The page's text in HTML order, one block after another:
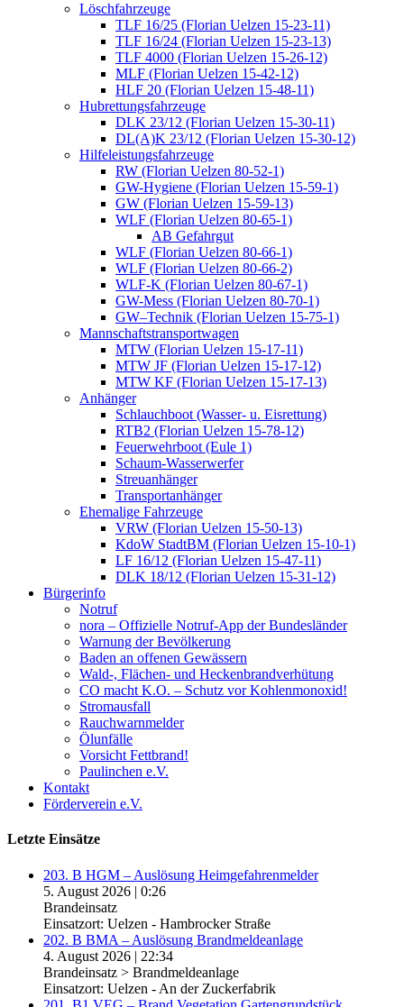
Löschfahrzeuge
TLF 16/25 (Florian Uelzen 15-23-11)
TLF 16/24 (Florian Uelzen 15-23-13)
TLF 4000 (Florian Uelzen 15-26-12)
MLF (Florian Uelzen 15-42-12)
HLF 20 (Florian Uelzen 15-48-11)
Hubrettungsfahrzeuge
DLK 23/12 (Florian Uelzen 15-30-11)
DL(A)K 23/12 (Florian Uelzen 15-30-12)
Hilfeleistungsfahrzeuge
RW (Florian Uelzen 80-52-1)
GW-Hygiene (Florian Uelzen 15-59-1)
GW (Florian Uelzen 15-59-13)
WLF (Florian Uelzen 80-65-1)
AB Gefahrgut
WLF (Florian Uelzen 80-66-1)
WLF (Florian Uelzen 80-66-2)
WLF-K (Florian Uelzen 80-67-1)
GW-Mess (Florian Uelzen 80-70-1)
GW–Technik (Florian Uelzen 15-75-1)
Mannschaftstransportwagen
MTW (Florian Uelzen 15-17-11)
MTW JF (Florian Uelzen 15-17-12)
MTW KF (Florian Uelzen 15-17-13)
Anhänger
Schlauchboot (Wasser- u. Eisrettung)
RTB2 (Florian Uelzen 15-78-12)
Feuerwehrboot (Eule 1)
Schaum-Wasserwerfer
Streuanhänger
Transportanhänger
Ehemalige Fahrzeuge
VRW (Florian Uelzen 15-50-13)
KdoW StadtBM (Florian Uelzen 15-10-1)
LF 16/12 (Florian Uelzen 15-47-11)
DLK 18/12 (Florian Uelzen 15-31-12)
Bürgerinfo
Notruf
nora – Offizielle Notruf-App der Bundesländer
Warnung der Bevölkerung
Baden an offenen Gewässern
Wald-, Flächen- und Heckenbrandverhütung
CO macht K.O. – Schutz vor Kohlenmonoxid!
Stromausfall
Rauchwarnmelder
Ölunfälle
Vorsicht Fettbrand!
Paulinchen e.V.
Kontakt
Förderverein e.V.
Letzte Einsätze
203. B HGM – Auslösung Heimgefahrenmelder
5. August 2026 | 0:26
Brandeinsatz
Einsatzort: Uelzen - Hambrocker Straße
202. B BMA – Auslösung Brandmeldeanlage
4. August 2026 | 22:34
Brandeinsatz > Brandmeldeanlage
Einsatzort: Uelzen - An der Zuckerfabrik